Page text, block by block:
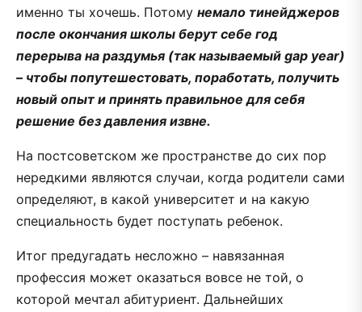
именно ты хочешь. Потому немало тинейджеров
после окончания школы берут себе год
перерыва на раздумья (так называемый gap year)
– чтобы попутешестовать, поработать, получить
новый опыт и принять правильное для себя
решение без давления извне.
На постсоветском же пространстве до сих пор
нередкими являются случаи, когда родители сами
определяют, в какой университет и на какую
специальность будет поступать ребенок.
Итог предугадать несложно – навязанная
профессия может оказаться вовсе не той, о
которой мечтал абитуриент. Дальнейших